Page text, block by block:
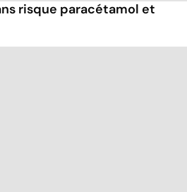
risque paracétamol et